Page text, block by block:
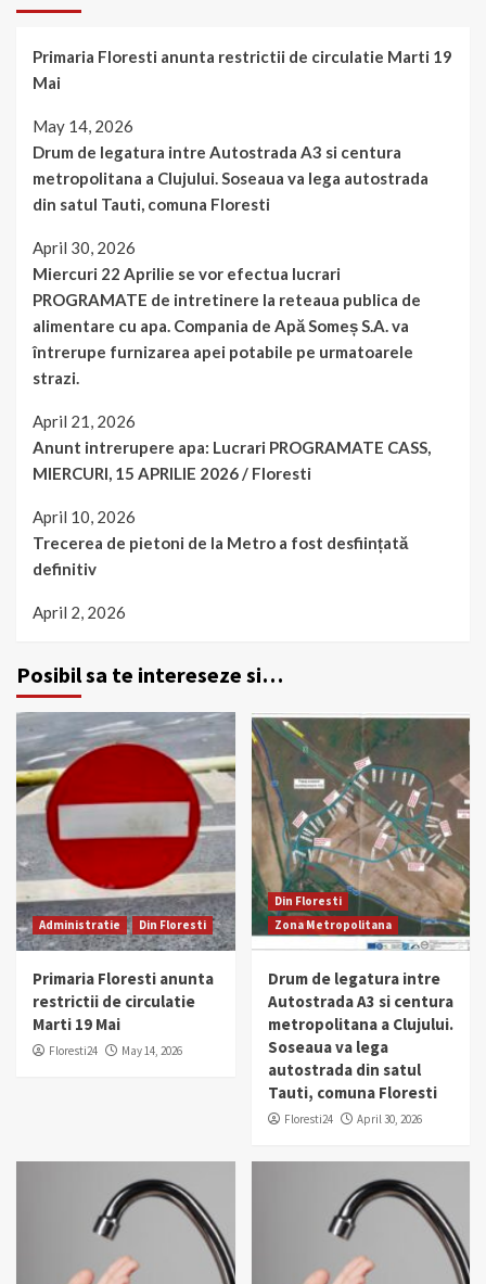
Primaria Floresti anunta restrictii de circulatie Marti 19
Mai
May 14, 2026
Drum de legatura intre Autostrada A3 si centura
metropolitana a Clujului. Soseaua va lega autostrada
din satul Tauti, comuna Floresti
April 30, 2026
Miercuri 22 Aprilie se vor efectua lucrari
PROGRAMATE de intretinere la reteaua publica de
alimentare cu apa. Compania de Apă Someș S.A. va
întrerupe furnizarea apei potabile pe urmatoarele
strazi.
April 21, 2026
Anunt intrerupere apa: Lucrari PROGRAMATE CASS,
MIERCURI, 15 APRILIE 2026 / Floresti
April 10, 2026
Trecerea de pietoni de la Metro a fost desființată
definitiv
April 2, 2026
Posibil sa te intereseze si…
Administratie Din Floresti
Primaria Floresti anunta
restrictii de circulatie
Marti 19 Mai
Floresti24 May 14, 2026
Din Floresti
Zona Metropolitana
Drum de legatura intre
Autostrada A3 si centura
metropolitana a Clujului.
Soseaua va lega
autostrada din satul
Tauti, comuna Floresti
Floresti24 April 30, 2026